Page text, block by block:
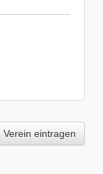
Verein eintragen